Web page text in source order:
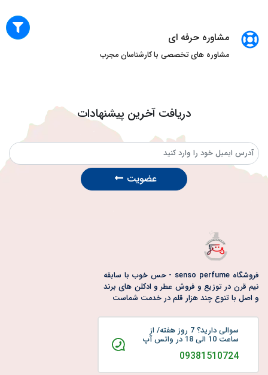
مشاوره حرفه ای
مشاوره های تخصصی با کارشناسان مجرب
دریافت آخرین پیشنهادات
عضویت
فروشگاه senso perfume - حس خوب با سابقه
نیم قرن در توزیع و فروش عطر و ادکلن های برند
و اصل با تنوع چند هزار قلم در خدمت شماست
سوالی دارید؟ 7 روز هفته/ از
ساعت 10 الی 18 در واتس آپ
09381510724